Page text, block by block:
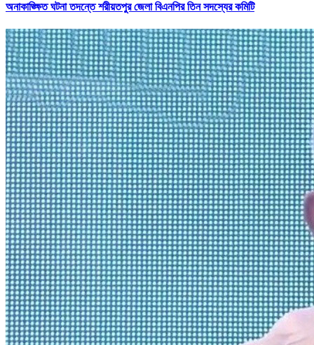
অনাকাঙ্ক্ষিত ঘটনা তদন্তে শরীয়তপুর জেলা বিএনপির তিন সদস্যের কমিটি